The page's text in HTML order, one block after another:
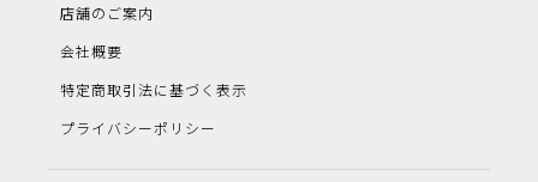
店舗のご案内
会社概要
特定商取引法に基づく表示
プライバシーポリシー